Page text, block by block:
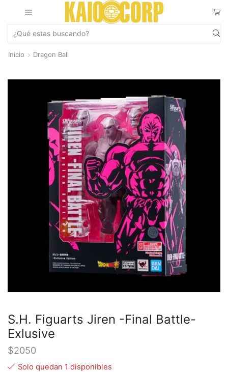
Inicio Dragon Ball
S.H. Figuarts Jiren -Final Battle-
Exlusive
$2050
Solo quedan 1 disponibles